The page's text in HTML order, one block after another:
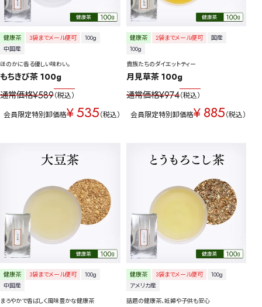
詳細検索
キーワードで探す
健康茶 3袋までメール便可
100g
中国産
ほのかに香る優しい味わい。
もちきび茶 100g
通常価格¥589 税込
会員限定特別卸価格¥535 税込
健康茶 2袋までメール便可
国産
100g
貴族たちのダイエットティー
月見草茶 100g
通常価格¥974 税込
会員限定特別卸価格¥885 税込
健康茶 3袋までメール便可
100g
中国産
まろやかで香ばしく風味豊かな健康茶
健康茶 3袋までメール便可
100g
アメリカ産
話題の健康茶、妊婦や子供も安心